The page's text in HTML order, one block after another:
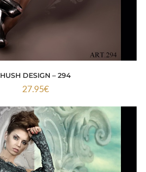
HUSH DESIGN – 294
27.95€